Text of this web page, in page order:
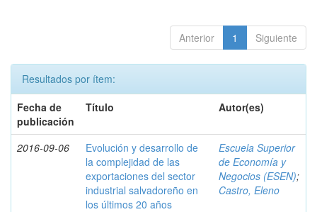
Anterior 1 Siguiente
Resultados por ítem:
Fecha de
publicación
Título Autor(es)
2016-09-06
Evolución y desarrollo de
la complejidad de las
exportaciones del sector
industrial salvadoreño en
los últimos 20 años
Escuela Superior
de Economía y
Negocios (ESEN);
Castro, Eleno